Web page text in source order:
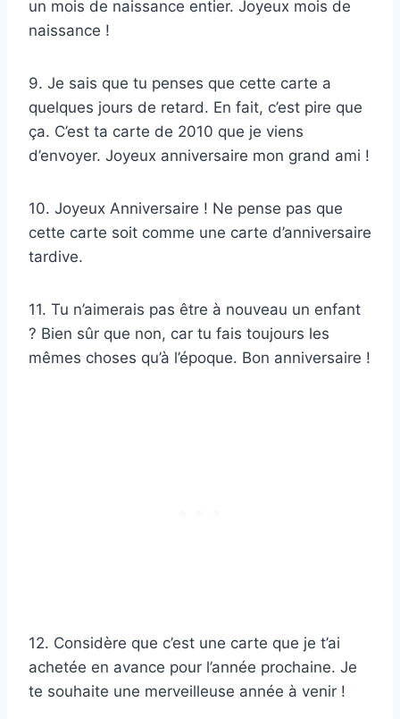
un mois de naissance entier. Joyeux mois de
naissance !
9. Je sais que tu penses que cette carte a
quelques jours de retard. En fait, c’est pire que
ça. C’est ta carte de 2010 que je viens
d’envoyer. Joyeux anniversaire mon grand ami !
10. Joyeux Anniversaire ! Ne pense pas que
cette carte soit comme une carte d’anniversaire
tardive.
11. Tu n’aimerais pas être à nouveau un enfant
? Bien sûr que non, car tu fais toujours les
mêmes choses qu’à l’époque. Bon anniversaire !
12. Considère que c’est une carte que je t’ai
achetée en avance pour l’année prochaine. Je
te souhaite une merveilleuse année à venir !